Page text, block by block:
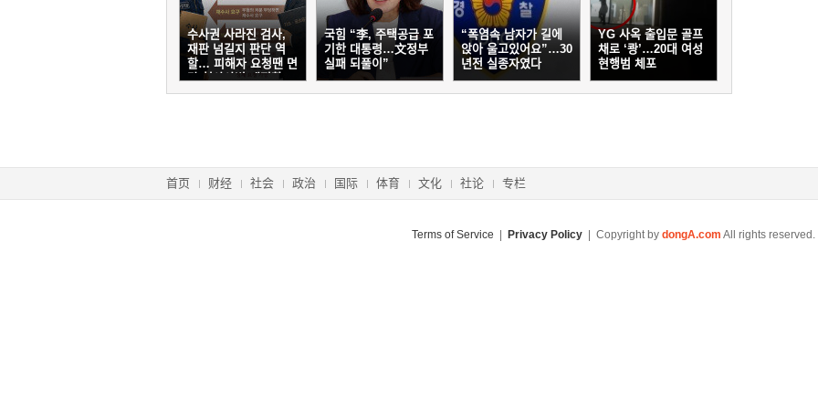
수사권 사라진 검사,
재판 넘길지 판단 역
할… 피해자 요청땐 면
담[형사사법 대전환,
미완의 출발/③]
국힘 “李, 주택공급 포
기한 대통령…文정부
실패 되풀이”
“폭염속 남자가 길에
앉아 울고있어요”…30
년전 실종자였다
YG 사옥 출입문 골프
채로 ‘쾅’…20대 여성
현행범 체포
首页 财经 社会 政治 国际 体育 文化 社论 专栏
Terms of Service Privacy Policy | Copyright by dongA.com All rights reserved.